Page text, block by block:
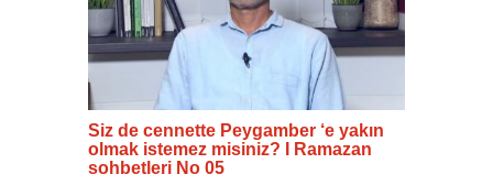
Siz de cennette Peygamber ‘e yakın
olmak istemez misiniz? I Ramazan
sohbetleri No 05